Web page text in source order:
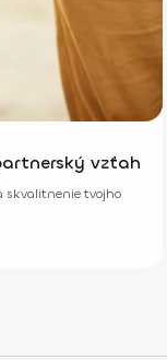
vzťah
skvalitnenie tvojho